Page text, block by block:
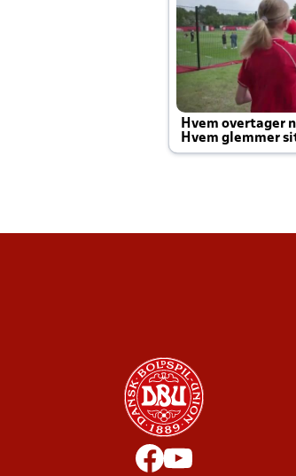
Hvem overtager
Hvem glemmer
Joachim altid til